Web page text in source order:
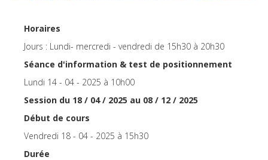
Horaires
Jours : Lundi- mercredi - vendredi de 15h30 à 20h30
Séance d'information & test de positionnement
Lundi 14 - 04 - 2025 à 10h00
Session du 18 / 04 / 2025 au 08 / 12 / 2025
Début de cours
Vendredi 18 - 04 - 2025 à 15h30
Durée